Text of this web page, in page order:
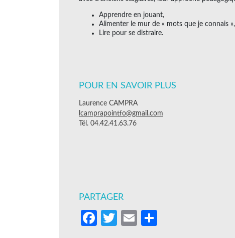
Apprendre en jouant,
Alimenter le mur de « mots que je connais »,
Lire pour se distraire.
POUR EN SAVOIR PLUS
Laurence CAMPRA
lcamprapointfo@gmail.com
Tél. 04.42.41.63.76
PARTAGER
Facebook
Twitter
Email